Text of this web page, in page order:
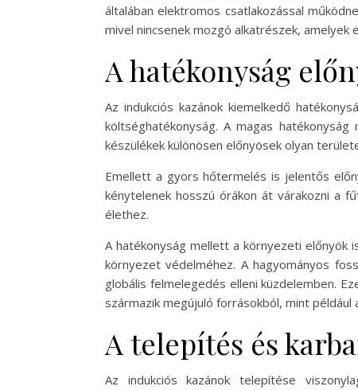
általában elektromos csatlakozással
mivel nincsenek mozgó alkatrészek, amelyek
A hatékonyság
Az indukciós kazánok kiemelkedő
költséghatékonyság. A magas
készülékek különösen előnyösek olyan
Emellett a gyors hőtermelés is jelentős
kénytelenek hosszú órákon át várakozni a
élethez.
A hatékonyság mellett a környezeti előnyök
környezet védelméhez. A hagyományos
globális felmelegedés elleni küzdelemben.
származik megújuló forrásokból, mint például
A telepítés és
Az indukciós kazánok telepítése